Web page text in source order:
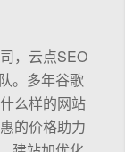
，云点SEO
。多年谷歌
么样的网站
的价格助力